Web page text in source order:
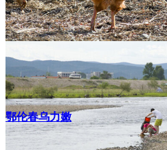
鄂伦春乌力嫩